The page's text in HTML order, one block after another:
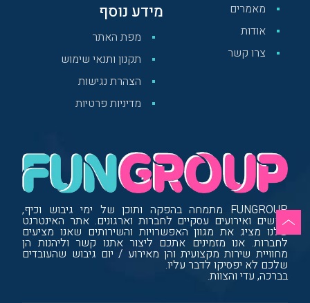
FUNGROUP מתמחה בהפקה ותוכן של ימי גיבוש וכיף,
נופשים ואירועים עסקיים לחברות וארגונים. אתר האינטרנט
שלנו מציג את מגוון האפשרויות והשירותים שאנו מציעים
לחברות. אנו מזמינים אתכם ליצור אתנו קשר וליהנות הן
מחוויית שירות מקצועית והן מאירוע / יום גיבוש שהעובדים
שלכם לא יפסיקו לדבר עליו.
בברכה, עדי והצוות.
מאמרים
אודות
צרו קשר
מידע נוסף
מפת האתר
תקנון ותנאי שימוש
הצהרת נגישות
מדיניות פרטיות